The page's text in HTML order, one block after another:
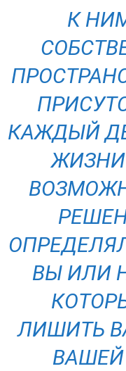
К
КАЖДЫЙ
ВЫ ИЛИ
ЛИШИТЬ